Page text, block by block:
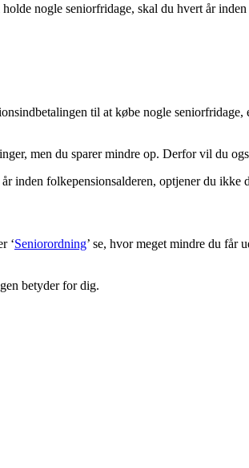
nogle seniorfridage, skal du hvert år
til at købe nogle
men du sparer mindre op. Derfor vil du
inden folkepensionsalderen, optjener du ikke
‘Seniorordning’ se, hvor meget mindre du får
betyder for dig.